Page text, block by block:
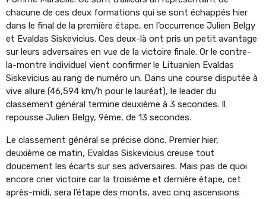
chacune de ces deux formations qui se sont échappés hier
dans le final de la première étape, en l’occurrence Julien Belgy
et Evaldas Siskevicius. Ces deux-là ont pris un petit avantage
sur leurs adversaires en vue de la victoire finale. Or le contre-
la-montre individuel vient confirmer le Lituanien Evaldas
Siskevicius au rang de numéro un. Dans une course disputée à
vive allure (46,594 km/h pour le lauréat), le leader du
classement général termine deuxième à 3 secondes. Il
repousse Julien Belgy, 9ème, de 13 secondes.
Le classement général se précise donc. Premier hier,
deuxième ce matin, Evaldas Siskevicius creuse tout
doucement les écarts sur ses adversaires. Mais pas de quoi
encore crier victoire car la troisième et dernière étape, cet
après-midi, sera l’étape des monts, avec cinq ascensions